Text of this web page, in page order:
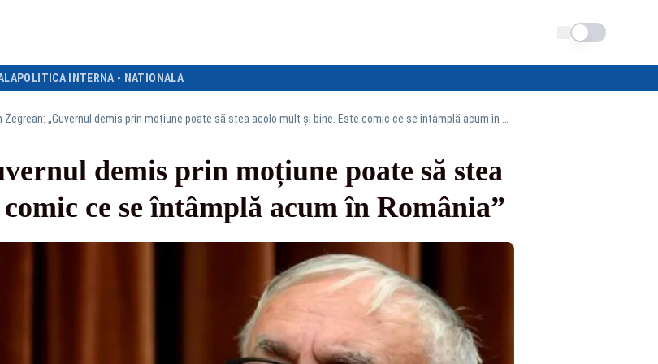
Schimba tema
POLITICA INTERNA - NATIONALA
demis prin moțiune poate să stea
ce se întâmplă acum în România”